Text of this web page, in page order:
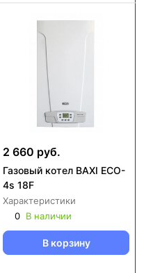
2 660 руб.
Газовый котел BAXI ECO-
4s 18F
Характеристики
0 В наличии
В корзину